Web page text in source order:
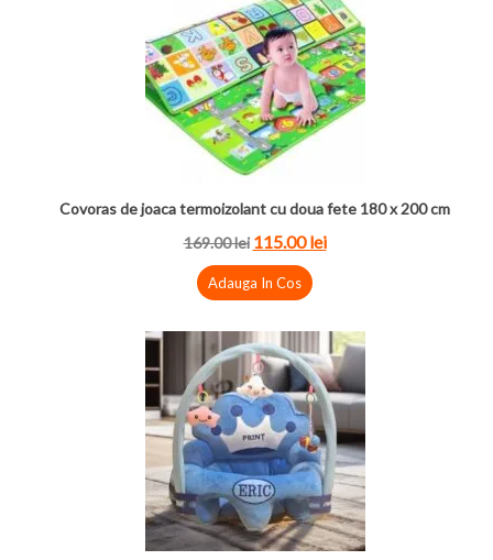
Covoras de joaca termoizolant cu doua fete 180 x 200 cm
169.00 lei 115.00 lei
Adauga In Cos